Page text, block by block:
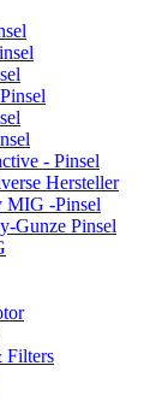
- Pinsel
Hersteller
MIG -Pinsel
Gunze Pinsel
Filters